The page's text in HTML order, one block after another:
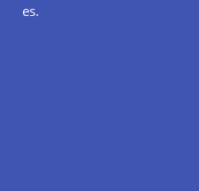
es.